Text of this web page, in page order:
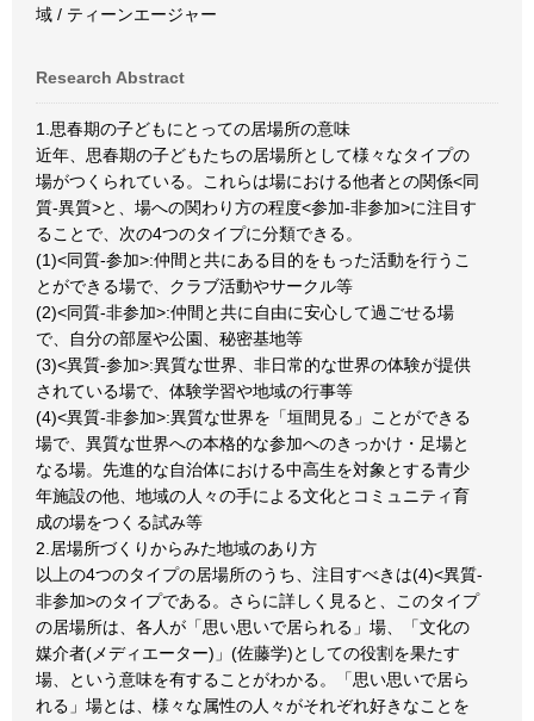
域 / ティーンエージャー
Research Abstract
1.思春期の子どもにとっての居場所の意味
近年、思春期の子どもたちの居場所として様々なタイプの
場がつくられている。これらは場における他者との関係<同
質-異質>と、場への関わり方の程度<参加-非参加>に注目す
ることで、次の4つのタイプに分類できる。
(1)<同質-参加>:仲間と共にある目的をもった活動を行うこ
とができる場で、クラブ活動やサークル等
(2)<同質-非参加>:仲間と共に自由に安心して過ごせる場
で、自分の部屋や公園、秘密基地等
(3)<異質-参加>:異質な世界、非日常的な世界の体験が提供
されている場で、体験学習や地域の行事等
(4)<異質-非参加>:異質な世界を「垣間見る」ことができる
場で、異質な世界への本格的な参加へのきっかけ・足場と
なる場。先進的な自治体における中高生を対象とする青少
年施設の他、地域の人々の手による文化とコミュニティ育
成の場をつくる試み等
2.居場所づくりからみた地域のあり方
以上の4つのタイプの居場所のうち、注目すべきは(4)<異質-
非参加>のタイプである。さらに詳しく見ると、このタイプ
の居場所は、各人が「思い思いで居られる」場、「文化の
媒介者(メディエーター)」(佐藤学)としての役割を果たす
場、という意味を有することがわかる。「思い思いで居ら
れる」場とは、様々な属性の人々がそれぞれ好きなことを